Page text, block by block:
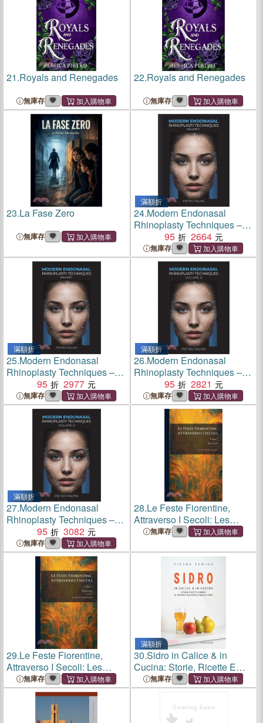
21.Royals and Renegades
無庫存
22.Royals and Renegades
無庫存
23.La Fase Zero
無庫存
滿額折
24.Modern Endonasal
Rhinoplasty Techniques –
Volume 1
95 2664
無庫存
滿額折
25.Modern Endonasal
Rhinoplasty Techniques –
Volume 1
95 2977
無庫存
滿額折
26.Modern Endonasal
Rhinoplasty Techniques –
Volume 2
95 2821
無庫存
滿額折
27.Modern Endonasal
Rhinoplasty Techniques –
Volume 2
95 3082
無庫存
28.Le Feste Fiorentine,
Attraverso I Secoli: Les
Feste Per San Giovanni
無庫存
29.Le Feste Fiorentine,
Attraverso I Secoli: Les
Feste Per San Giovanni
無庫存
滿額折
30.Sidro in Calice & in
Cucina: Storie, Ricette E
Menu Al Sapore Frizzante Di
Mele E Pere
無庫存